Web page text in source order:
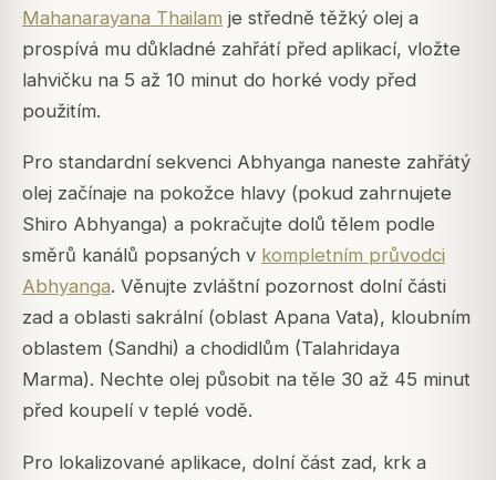
Mahanarayana Thailam je středně těžký olej a
prospívá mu důkladné zahřátí před aplikací, vložte
lahvičku na 5 až 10 minut do horké vody před
použitím.
Pro standardní sekvenci Abhyanga naneste zahřátý
olej začínaje na pokožce hlavy (pokud zahrnujete
Shiro Abhyanga) a pokračujte dolů tělem podle
směrů kanálů popsaných v kompletním průvodci
Abhyanga. Věnujte zvláštní pozornost dolní části
zad a oblasti sakrální (oblast Apana Vata), kloubním
oblastem (Sandhi) a chodidlům (Talahridaya
Marma). Nechte olej působit na těle 30 až 45 minut
před koupelí v teplé vodě.
Pro lokalizované aplikace, dolní část zad, krk a